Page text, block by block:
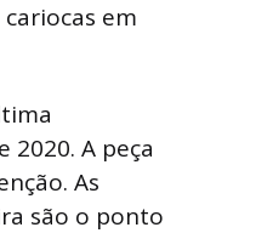
em
A peça
As
são o ponto